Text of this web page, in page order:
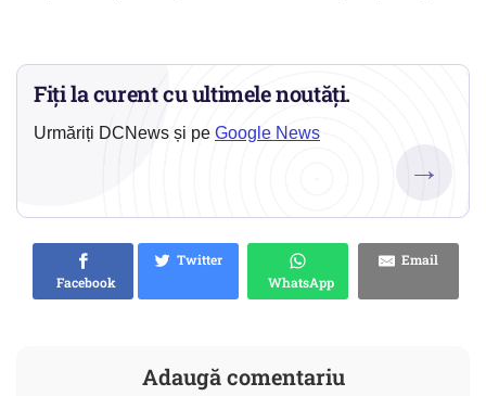
Fiți la curent cu ultimele noutăți.
Urmăriți DCNews și pe Google News
→
Facebook
Twitter
WhatsApp
Email
Adaugă comentariu